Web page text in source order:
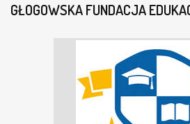
GŁOGOWSKA FUNDACJA